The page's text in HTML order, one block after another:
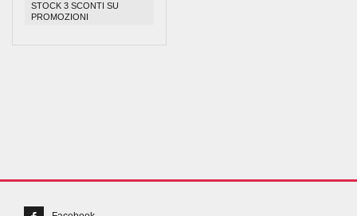
STOCK 3 SCONTI SU
PROMOZIONI